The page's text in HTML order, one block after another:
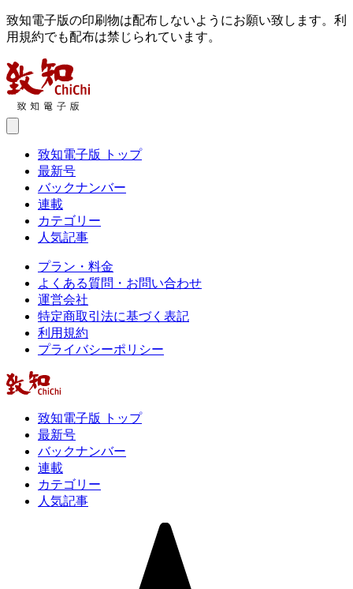
致知電子版の印刷物は配布しないようにお願い致します。利
用規約でも配布は禁じられています。
致知電子版 トップ
最新号
バックナンバー
連載
カテゴリー
人気記事
プラン・料金
よくある質問・お問い合わせ
運営会社
特定商取引法に基づく表記
利用規約
プライバシーポリシー
致知電子版 トップ
最新号
バックナンバー
連載
カテゴリー
人気記事